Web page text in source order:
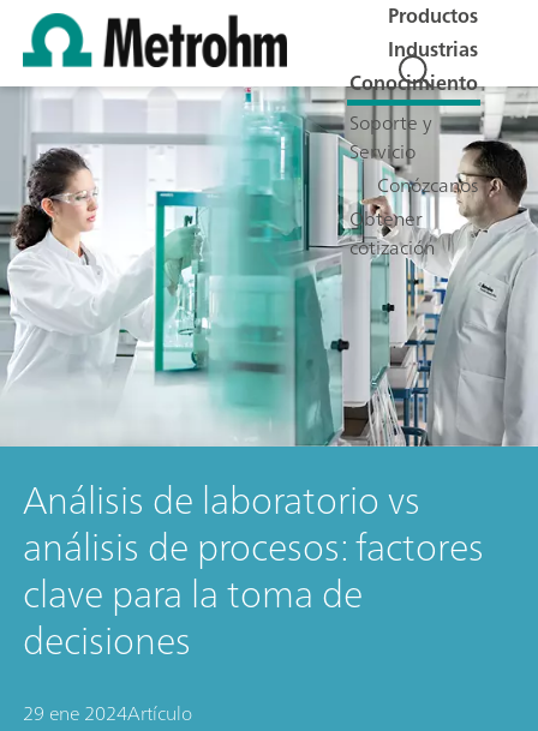
Productos
Industrias
Conocimiento
Soporte y
Servicio
Conózcanos
Obtener
cotización
Análisis de laboratorio vs
análisis de procesos: factores
clave para la toma de
decisiones
29 ene 2024Artículo